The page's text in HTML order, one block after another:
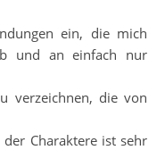
ein, die mich
und an einfach nur
verzeichnen, die von
Charaktere ist sehr